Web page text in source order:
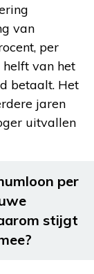
van
per
van het
betaalt. Het
jaren
uitvallen
per
stijgt